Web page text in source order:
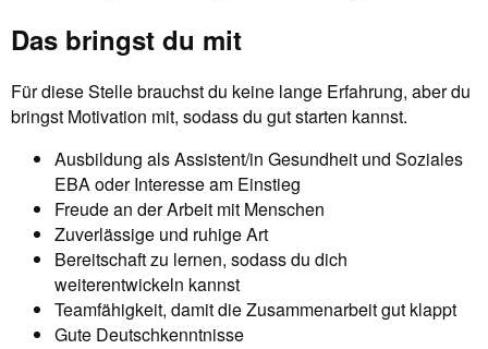
Das bringst du mit
Für diese Stelle brauchst du keine lange Erfahrung, aber du
bringst Motivation mit, sodass du gut starten kannst.
Ausbildung als Assistent/in Gesundheit und Soziales
EBA oder Interesse am Einstieg
Freude an der Arbeit mit Menschen
Zuverlässige und ruhige Art
Bereitschaft zu lernen, sodass du dich
weiterentwickeln kannst
Teamfähigkeit, damit die Zusammenarbeit gut klappt
Gute Deutschkenntnisse